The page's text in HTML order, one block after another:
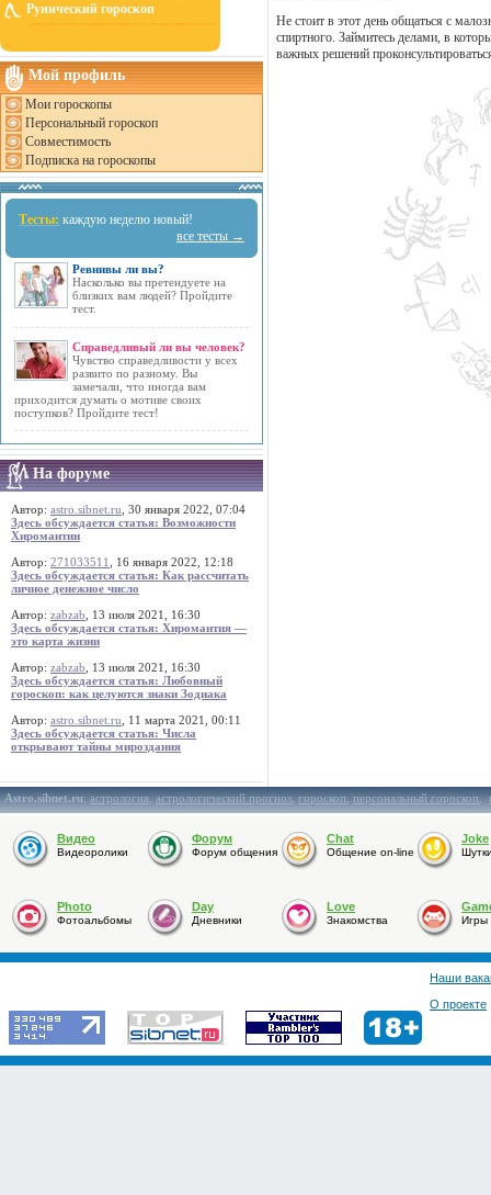
Рунический гороскоп
Мой профиль
Мои гороскопы
Персональный гороскоп
Совместимость
Подписка на гороскопы
Тесты: каждую неделю новый!
все тесты →
Ревнивы ли вы?
Насколько вы претендуете на
близких вам людей? Пройдите
тест.
Справедливый ли вы человек?
Чувство справедливости у всех
развито по разному. Вы
замечали, что иногда вам
приходится думать о мотиве своих
поступков? Пройдите тест!
На форуме
Автор: astro.sibnet.ru , 30 января 2022, 07:04
Здесь обсуждается статья: Возможности
Хиромантии
Автор: 271033511
, 16 января 2022, 12:18
Здесь обсуждается статья: Как рассчитать
личное денежное число
Автор: zabzab , 13 июля 2021, 16:30
Здесь обсуждается статья: Хиромантия —
это карта жизни
Автор: zabzab , 13 июля 2021, 16:30
Здесь обсуждается статья: Любовный
гороскоп: как целуются знаки Зодиака
Автор: astro.sibnet.ru , 11 марта 2021, 00:11
Здесь обсуждается статья: Числа
открывают тайны мироздания
Не стоит в этот день общаться с
спиртного. Займитесь делами, в
важных решений
Astro.sibnet.ru:астрология,астрологический прогноз,гороскоп,персональный гороскоп,
Видео
Видеоролики
Форум
Форум общения
Chat
Общение on-line
Joke
Photo
Фотоальбомы
Day
Дневники
Love
Знакомства Игры
Наши
О проекте